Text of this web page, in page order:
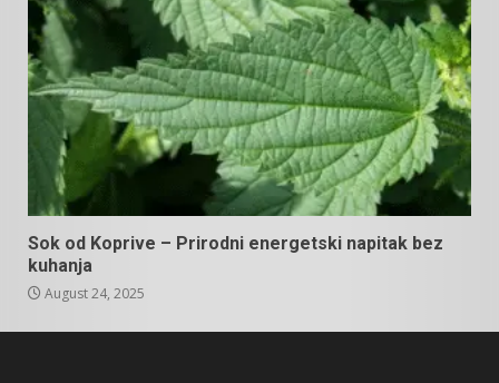
Sok od Koprive – Prirodni energetski napitak bez
kuhanja
August 24, 2025